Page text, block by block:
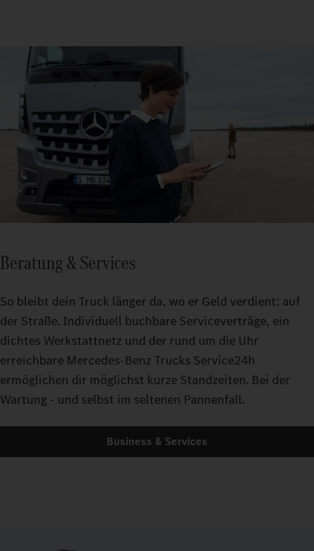
Beratung & Services
So bleibt dein Truck länger da, wo er Geld verdient: auf
der Straße. Individuell buchbare Serviceverträge, ein
dichtes Werkstattnetz und der rund um die Uhr
erreichbare Mercedes-Benz Trucks Service24h
ermöglichen dir möglichst kurze Standzeiten. Bei der
Wartung - und selbst im seltenen Pannenfall.
Business & Services